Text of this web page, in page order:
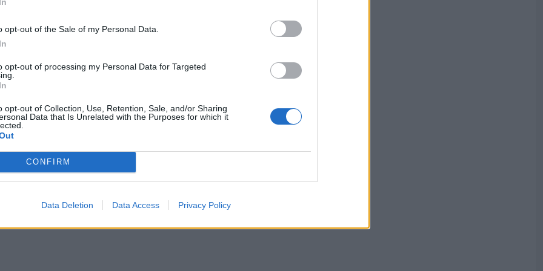
opt-out of the Sale of my Personal Data.
opt-out of processing my Personal Data for Targeted
opt-out of Collection, Use, Retention, Sale, and/or Sharing
Data that Is Unrelated with the Purposes for which it
CONFIRM
Data Deletion Data Access Privacy Policy
az önrész kifizetése mellett egy használt
55 ezer euró (áfával együtt) értékű
igényelhetnek támogatást.
a honlapján a programban